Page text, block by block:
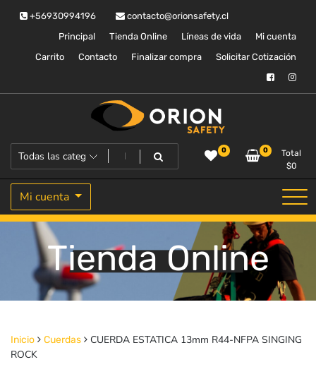
+56930994196
contacto@orionsafety.cl
Principal
Tienda Online Líneas de vida
Mi cuenta
Carrito
Contacto Finalizar compra Solicitar Cotización
Orion Safety
Equipos de proteccion personal 0 0
Total
$0
Mi cuenta
Tienda Online
Inicio Cuerdas
CUERDA ESTATICA 13mm R44-NFPA SINGING
ROCK